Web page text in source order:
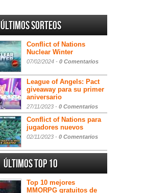
Últimos sorteos
Conflict of Nations
Nuclear Winter
07/02/2024 - 0 Comentarios
League of Angels: Pact
giveaway para su primer
aniversario
27/11/2023 - 0 Comentarios
Conflict of Nations para
jugadores nuevos
02/11/2023 - 0 Comentarios
Últimos Top 10
Top 10 mejores
MMORPG gratuitos de